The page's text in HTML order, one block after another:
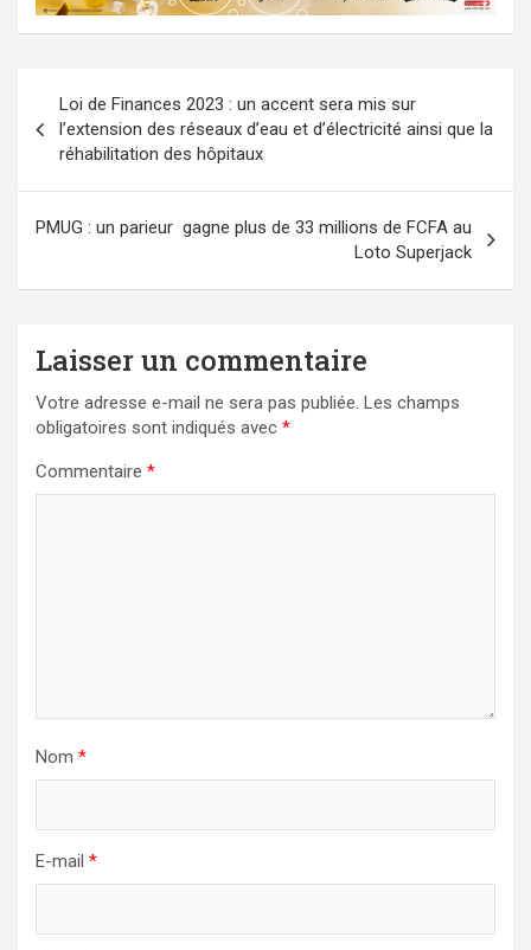
de
l’article
Loi de Finances 2023 : un accent sera mis sur
l’extension des réseaux d’eau et d’électricité ainsi que la
réhabilitation des hôpitaux
PMUG : un parieur gagne plus de 33 millions de FCFA au
Loto Superjack
Laisser un commentaire
Votre adresse e-mail ne sera pas publiée. Les champs
obligatoires sont indiqués avec *
Commentaire *
Nom *
E-mail *